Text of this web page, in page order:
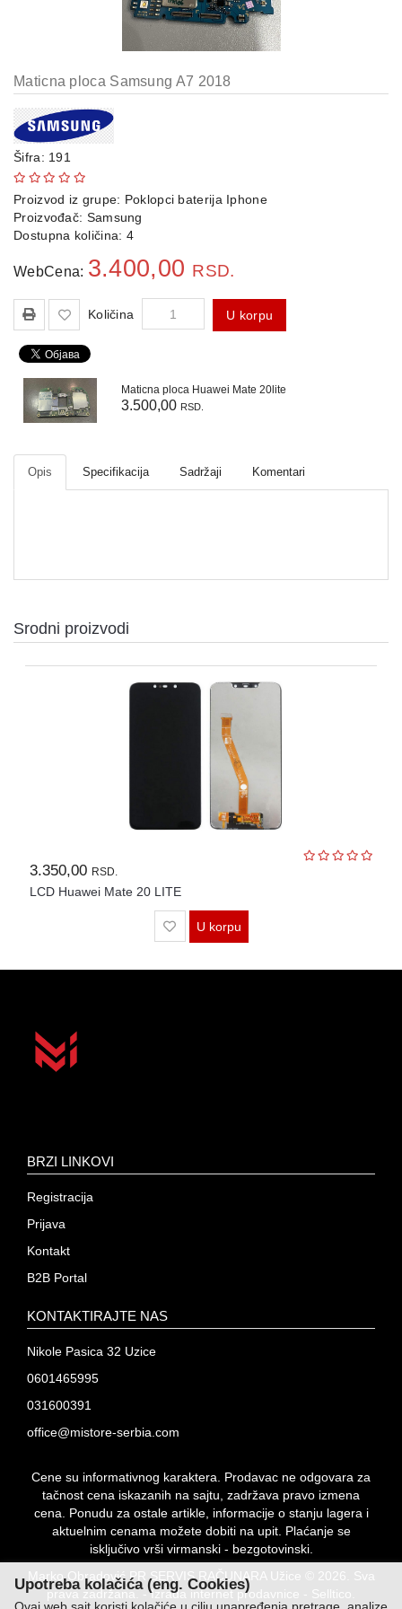
Maticna ploca Samsung A7 2018
Šifra: 191
Proizvod iz grupe: Poklopci baterija Iphone
Proizvođač: Samsung
Dostupna količina: 4
WebCena: 3.400,00 RSD.
Količina U korpu
Maticna ploca Huawei Mate 20lite
3.500,00 RSD.
Opis Specifikacija Sadržaji Komentari
Srodni proizvodi
3.350,00 RSD.
LCD Huawei Mate 20 LITE
U korpu
BRZI LINKOVI
Registracija
Prijava
Kontakt
B2B Portal
KONTAKTIRAJTE NAS
Nikole Pasica 32 Uzice
0601465995
031600391
office@mistore-serbia.com
Cene su informativnog karaktera. Prodavac ne odgovara za
tačnost cena iskazanih na sajtu, zadržava pravo izmena
cena. Ponudu za ostale artikle, informacije o stanju lagera i
aktuelnim cenama možete dobiti na upit. Plaćanje se
isključivo vrši virmanski - bezgotovinski.
Marko Obradović PR SERVIS RAČUNARA Užice © 2026. Sva
prava zadržana. -Izrada internet prodavnice - Selltico.
Upotreba kolačića (eng. Cookies)